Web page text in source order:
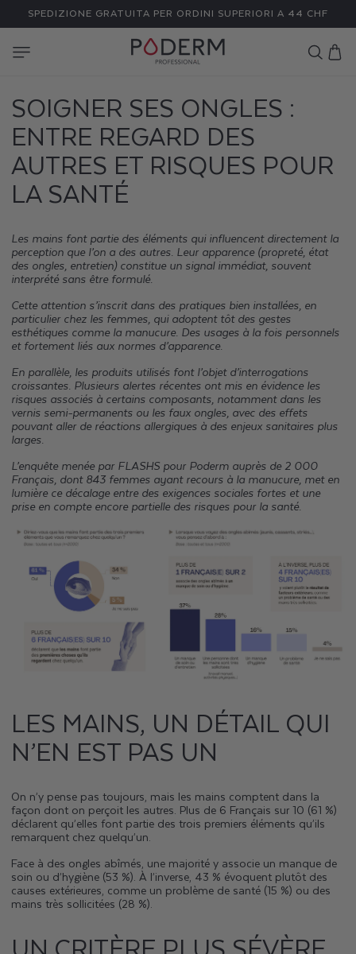
SPEDIZIONE GRATUITA PER ORDINI SUPERIORI A 44 CHF
Carrello
SOIGNER SES ONGLES :
ENTRE REGARD DES
AUTRES ET RISQUES POUR
LA SANTÉ
Les mains font partie des éléments qui influencent directement la
perception que l’on a des autres. Leur apparence (propreté, état
des ongles, entretien) constitue un signal immédiat, souvent
interprété sans être formulé.
Cette attention s’inscrit dans des pratiques bien installées, en
particulier chez les femmes, qui adoptent tôt des gestes
esthétiques comme la manucure. Des usages à la fois personnels
et fortement liés aux normes d’apparence.
En parallèle, les produits utilisés font l’objet d’interrogations
croissantes. Plusieurs alertes récentes ont mis en évidence les
risques associés à certains composants, notamment dans les
vernis semi-permanents ou les faux ongles, avec des effets
pouvant aller de réactions allergiques à des enjeux sanitaires plus
larges.
L’enquête menée par FLASHS pour Poderm auprès de 2 000
Français, dont 843 femmes ayant recours à la manucure, met en
lumière ce décalage entre des exigences sociales fortes et une
prise en compte encore partielle des risques pour la santé.
LES MAINS, UN DÉTAIL QUI
N’EN EST PAS UN
On n’y pense pas toujours, mais les mains comptent dans la
façon dont on perçoit les autres. Plus de 6 Français sur 10 (61 %)
déclarent qu’elles font partie des trois premiers éléments qu’ils
remarquent chez quelqu’un.
Face à des ongles abîmés, une majorité y associe un manque de
soin ou d’hygiène (53 %). À l’inverse, 43 % évoquent plutôt des
causes extérieures, comme un problème de santé (15 %) ou des
mains très sollicitées (28 %).